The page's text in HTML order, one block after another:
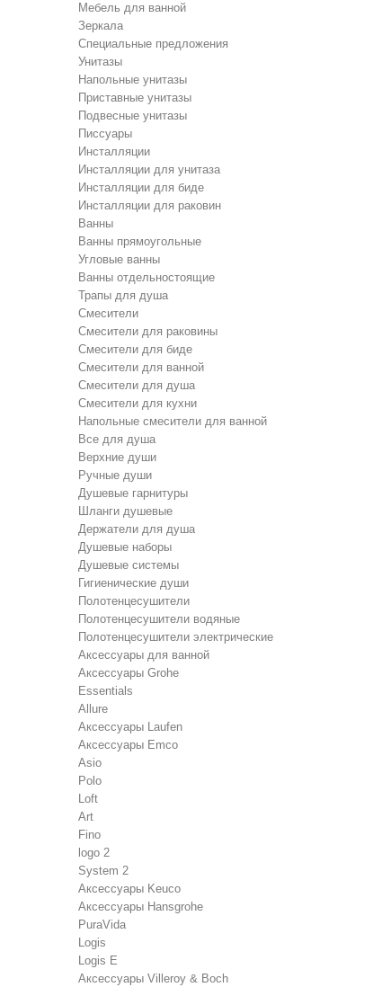
Мебель для ванной
Зеркала
Специальные предложения
Унитазы
Напольные унитазы
Приставные унитазы
Подвесные унитазы
Писсуары
Инсталляции
Инсталляции для унитаза
Инсталляции для биде
Инсталляции для раковин
Ванны
Ванны прямоугольные
Угловые ванны
Ванны отдельностоящие
Трапы для душа
Смесители
Cмесители для раковины
Смесители для биде
Смесители для ванной
Cмесители для душа
Cмесители для кухни
Напольные смесители для ванной
Все для душа
Верхние души
Ручные души
Душевые гарнитуры
Шланги душевые
Держатели для душа
Душевые наборы
Душевые системы
Гигиенические души
Полотенцесушители
Полотенцесушители водяные
Полотенцесушители электрические
Аксессуары для ванной
Аксессуары Grohe
Essentials
Allure
Аксессуары Laufen
Аксессуары Emco
Asio
Polo
Loft
Art
Fino
logo 2
System 2
Аксессуары Keuco
Аксессуары Hansgrohe
PuraVida
Logis
Logis E
Аксессуары Villeroy & Boch